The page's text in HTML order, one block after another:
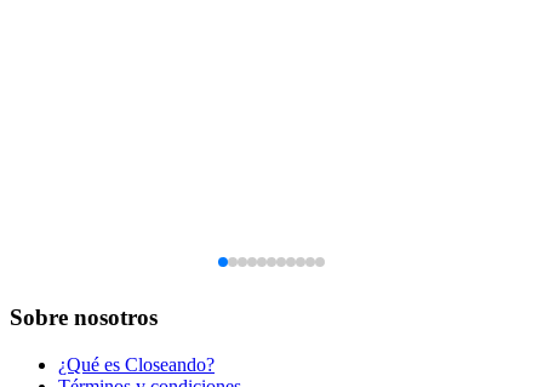
Sobre nosotros
¿Qué es Closeando?